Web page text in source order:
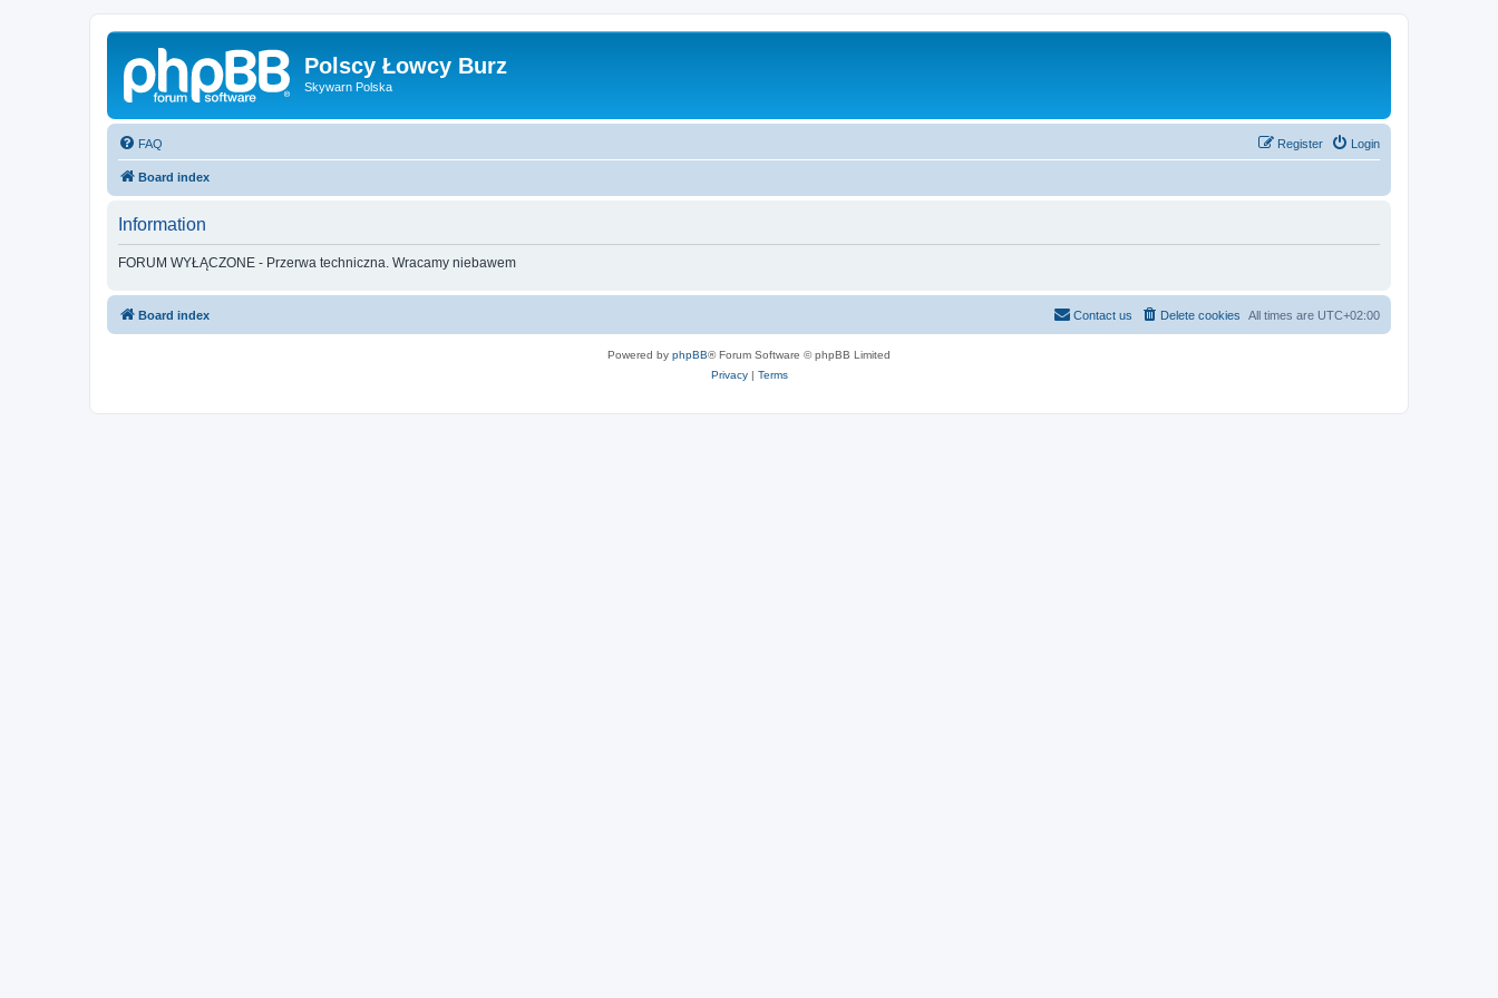
Polscy Łowcy Burz
Skywarn Polska
FAQ Login
Register
Board index
Information
FORUM WYŁĄCZONE - Przerwa techniczna. Wracamy niebawem
Board index All times are UTC+02:00
Delete cookies
Contact us
Powered by phpBB® Forum Software © phpBB Limited
Privacy| Terms